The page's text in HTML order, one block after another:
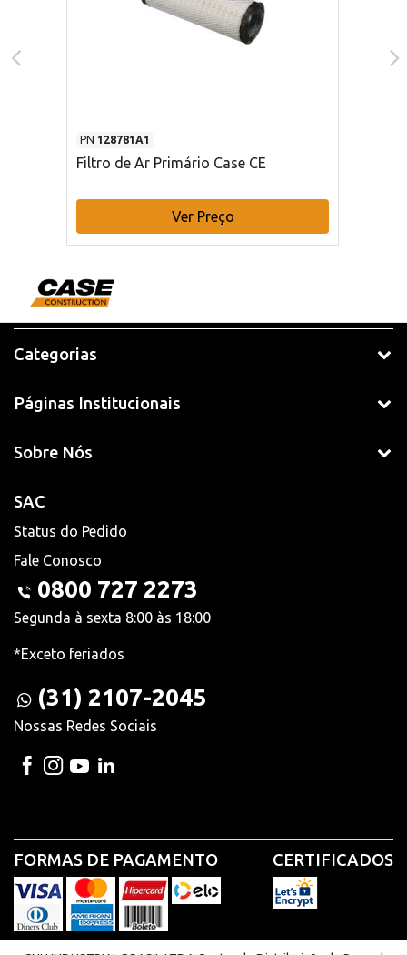
PN 128781A1
Filtro de Ar Primário Case CE
Ver Preço
Categorias
Páginas Institucionais
Sobre Nós
SAC
Status do Pedido
Fale Conosco
0800 727 2273
Segunda à sexta 8:00 às 18:00
*Exceto feriados
(31) 2107-2045
Nossas Redes Sociais
FORMAS DE PAGAMENTO CERTIFICADOS